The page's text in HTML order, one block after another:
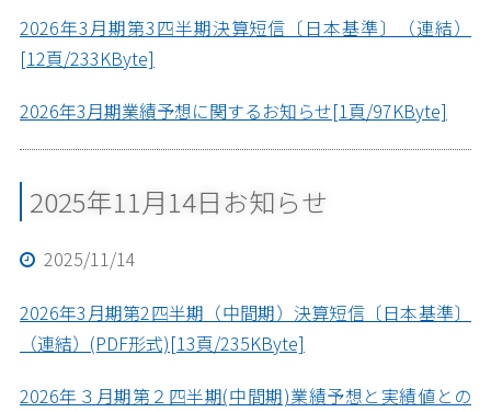
2026年3月期第3四半期決算短信〔日本基準〕（連結）
[12頁/233KByte]
2026年3月期業績予想に関するお知らせ[1頁/97KByte]
2025年11月14日お知らせ
2025/11/14
2026年3月期第2四半期（中間期）決算短信〔日本基準〕
（連結）(PDF形式)[13頁/235KByte]
2026年３月期第２四半期(中間期)業績予想と実績値との